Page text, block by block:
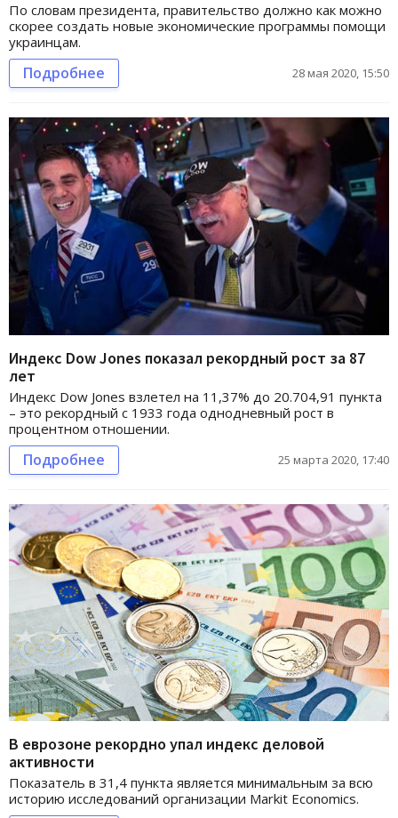
По словам президента, правительство должно как можно
скорее создать новые экономические программы помощи
украинцам.
Подробнее 28 мая 2020, 15:50
Индекс Dow Jones показал рекордный рост за 87
лет
Индекс Dow Jones взлетел на 11,37% до 20.704,91 пункта
– это рекордный с 1933 года однодневный рост в
процентном отношении.
Подробнее 25 марта 2020, 17:40
В еврозоне рекордно упал индекс деловой
активности
Показатель в 31,4 пункта является минимальным за всю
историю исследований организации Markit Economics.